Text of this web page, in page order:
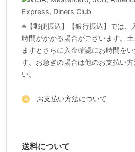
※【郵便振込】【銀行振込】では、
時間がかかる場合がございます。
ますとさらに入金確認にお時間を
す。お急ぎの場合は他のお支払い
い。
お支払い方法について
送料について